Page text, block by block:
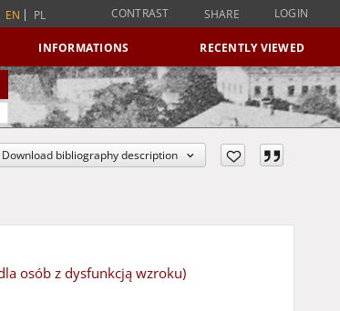
EN PL CONTRAST SHARE LOGIN
INFORMATIONS RECENTLY VIEWED
Download bibliography description
osób z dysfunkcją wzroku)